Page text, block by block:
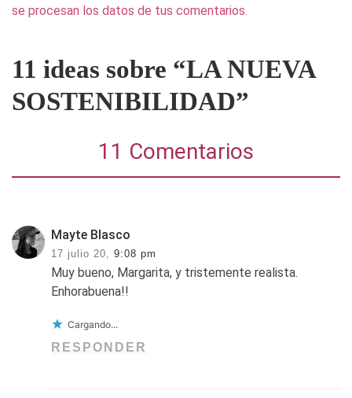
se procesan los datos de tus comentarios.
11 ideas sobre “LA NUEVA
SOSTENIBILIDAD”
11 Comentarios
Mayte Blasco
17 julio 20, 9:08 pm
Muy bueno, Margarita, y tristemente realista.
Enhorabuena!!
Cargando...
RESPONDER